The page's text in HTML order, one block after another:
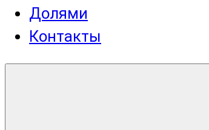
Долями
Контакты